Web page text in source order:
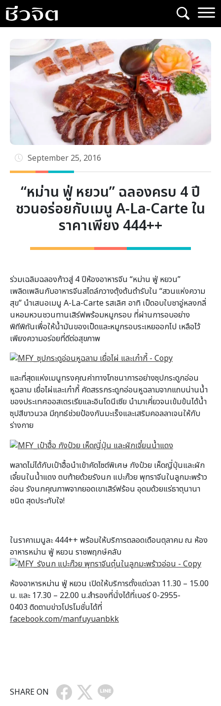
Skip
to
content
September 25, 2016
“หม่าน ฟู่ หยวน” ฉลองครบ 4 ปี
ชวนอร่อยกับเมนู A-La-Carte ใน
ราคาเพียง 444++
ร่วมเฉลิมฉลองก้าวสู่ 4 ปีห้องอาหารจีน “หม่าน ฟู่ หยวน”
เพลิดเพลินกับอาหารจีนสไตล์กวางตุ้งต้นตำรับใน “สวนแห่งความ
สุข” นำเสนอเมนู A-La-Carte รสเลิศ อาทิ เป็ดอบใบชาอู่หลงกลิ่
นหอมหวนชวนทานเสิร์ฟพร้อมหมูกรอบ ที่ผ่านการอบอย่าง
พิถีพิถันเพื่อให้น้ำมันของเป็ดและหมูกรอบระเหยออกไป เหลือไว้
เพียงความอร่อยที่ดีต่อสุขภาพ
และที่สุดแห่งเมนูทรงคุณค่าทางโภชนาการอย่างซุปกระดูกอ่อน
หูฉลาม เยื่อไผ่และเก๋ากี้ คัดสรรกระดูกอ่อนหูฉลามจากแถบน่านน้ำ
ของประเทศออสเตรเรียและอินโดนีเซีย นำมาเคี่ยวจนเข้มข้นได้น้ำ
ซุปสีขาวนวล มีฤทธ์ช่วยป้องกันมะเร็งและเสริมคอลลาเจนให้กับ
ร่างกาย
พลาดไม่ได้กับเป๋าฮื้อนำเข้าคัดไซต์พิเศษ กังป๋วย เห็ดญี่ปุ่นและผัก
เจี๋ยนในน้ำแดง ตบท้ายด้วยรังนก แปะก๊วย พุทราจีนในลูกมะพร้าว
อ่อน รังนกคุณภาพจากยอดเขาเสิร์ฟร้อน อุดมด้วยแร่ธาตุนานา
ชนิด สุดประทับใจ!
ในราคาเมนูละ 444++ พร้อมให้บริการตลอดเดือนตุลาคม ณ ห้อง
อาหารหม่าน ฟู่ หยวน ราชพฤกษ์คลับ
ห้องอาหารหม่าน ฟู่ หยวน เปิดให้บริการตั้งแต่เวลา 11.30 – 15.00
น. และ 17.30 – 22.00 น.สำรองที่นั่งได้ที่เบอร์ 0-2955-
0403 ติดตามข่าวโปรโมชั่นได้ที่
facebook.com/manfuyuanbkk
SHARE ON